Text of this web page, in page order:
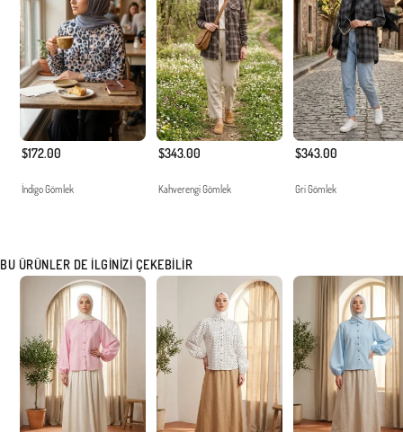
$172.00
İndigo Gömlek
$343.00
Kahverengi Gömlek
$343.00
Gri Gömlek
BU ÜRÜNLER DE İLGINIZI ÇEKEBILIR